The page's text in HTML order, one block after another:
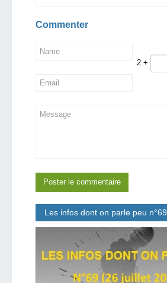
Commenter
2 +
Les infos dont on parle peu n°69